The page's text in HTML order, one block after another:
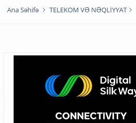
Ana Səhifə TELEKOM VƏ NƏQLİYYAT